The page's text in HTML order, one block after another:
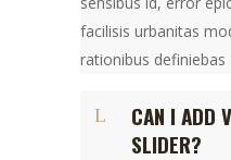
facilisis urbanitas
rationibus definiebas
CAN I ADD
SLIDER?